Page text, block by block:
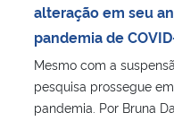
alteração em seu
pandemia de
Mesmo com a
pesquisa prossegue
pandemia. Por Bruna